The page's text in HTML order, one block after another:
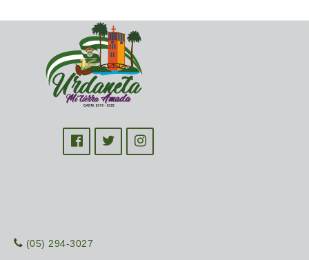
(05) 294-3027